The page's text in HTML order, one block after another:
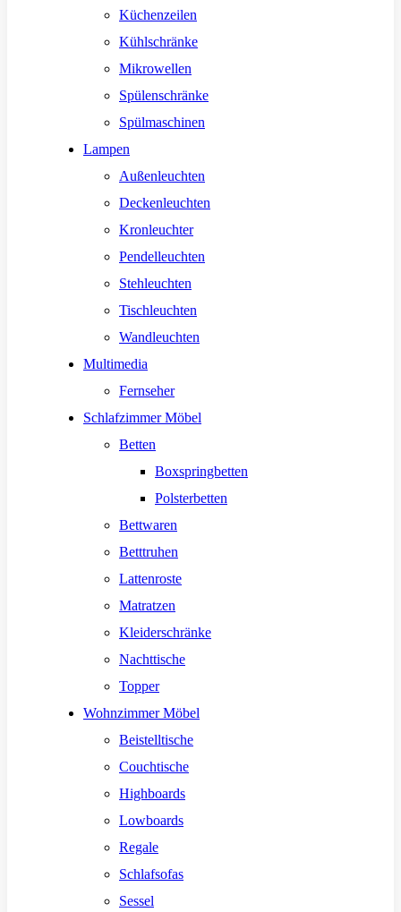
Küchenzeilen
Kühlschränke
Mikrowellen
Spülenschränke
Spülmaschinen
Lampen
Außenleuchten
Deckenleuchten
Kronleuchter
Pendelleuchten
Stehleuchten
Tischleuchten
Wandleuchten
Multimedia
Fernseher
Schlafzimmer Möbel
Betten
Boxspringbetten
Polsterbetten
Bettwaren
Betttruhen
Lattenroste
Matratzen
Kleiderschränke
Nachttische
Topper
Wohnzimmer Möbel
Beistelltische
Couchtische
Highboards
Lowboards
Regale
Schlafsofas
Sessel